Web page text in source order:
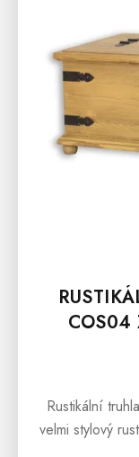
COS04
Rustikální
velmi stylový